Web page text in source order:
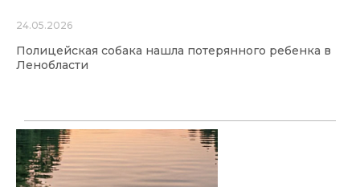
24.05.2026
Полицейская собака нашла потерянного ребенка в
Ленобласти